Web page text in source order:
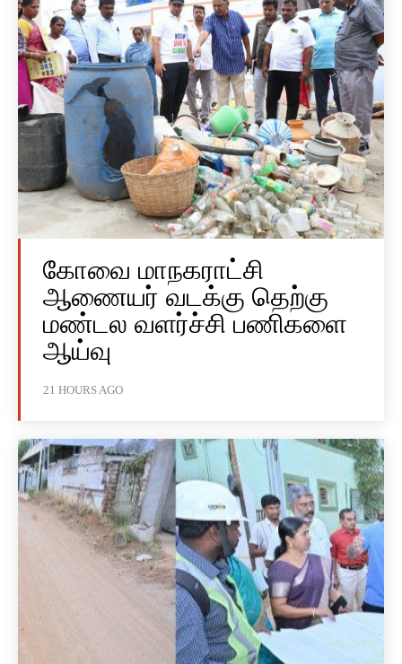
கோவை மாநகராட்சி
ஆணையர் வடக்கு தெற்கு
மண்டல வளர்ச்சி பணிகளை
ஆய்வு
21 HOURS AGO